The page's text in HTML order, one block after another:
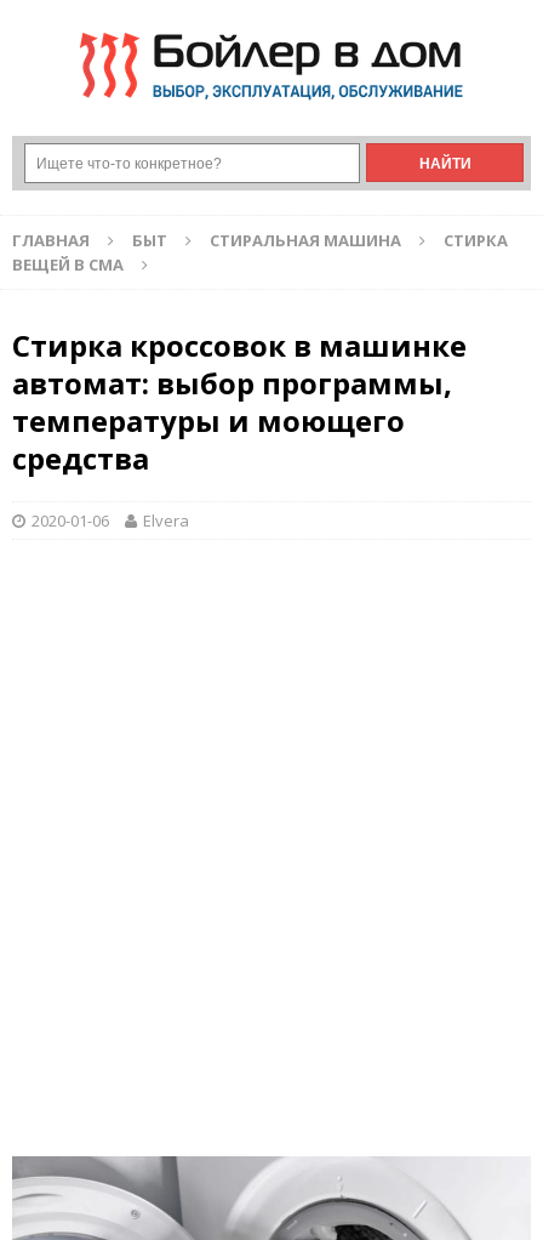
ГЛАВНАЯ БЫТ СТИРАЛЬНАЯ МАШИНА
СТИРКА
ВЕЩЕЙ В СМА
Стирка кроссовок в машинке
автомат: выбор программы,
температуры и моющего
средства
2020-01-06 Elvera